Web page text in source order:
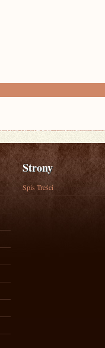
Strony
Spis Treści